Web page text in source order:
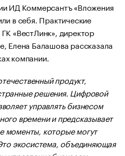
ИД Коммерсантъ «Вложения
в себя. Практические
«ВестЛинк», директор
Елена Балашова рассказала
компании.
продукт,
решения. Цифровой
управлять бизнесом
времени и предсказывает
моменты, которые могут
экосистема, объединяющая